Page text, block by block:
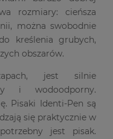
rozmiary: cieńsza
można swobodnie
kreślenia grubych,
obszarów.
jest silnie
i wodoodporny.
Pisaki Identi-Pen są
się praktycznie w
jest pisak.